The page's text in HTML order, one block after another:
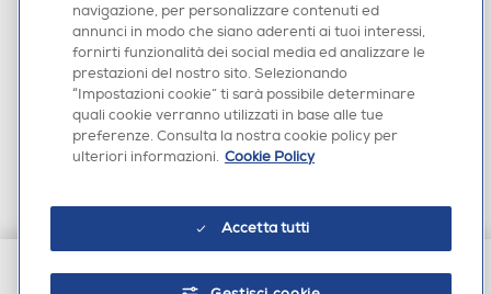
Tipo Wi-Fi
Wi-Fi 6 (802.11ax)
Bluetooth
Bluetooth 5.1
La priorità sei tu
Mantieni l'attenzione e la concentrazione con
Lenovo Aware, il software che ti fornisce soluzioni
di assistenza sanitaria per aiutarti a utilizzare al
conseguente rischio di affaticamento degli occhi.
navigazione, per personalizzare contenuti ed
annunci in modo che siano aderenti ai tuoi interessi,
fornirti funzionalità dei social media ed analizzare le
prestazioni del nostro sito. Selezionando
“Impostazioni cookie” ti sarà possibile determinare
quali cookie verranno utilizzati in base alle tue
preferenze. Consulta la nostra cookie policy per
ulteriori informazioni. Cookie Policy
Accetta tutti